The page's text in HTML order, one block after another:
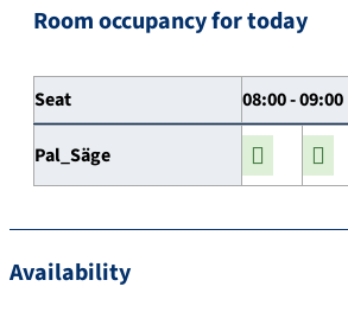
Room occupancy for today
Seat 08:00 - 09:00
Pal_Säge
Availability